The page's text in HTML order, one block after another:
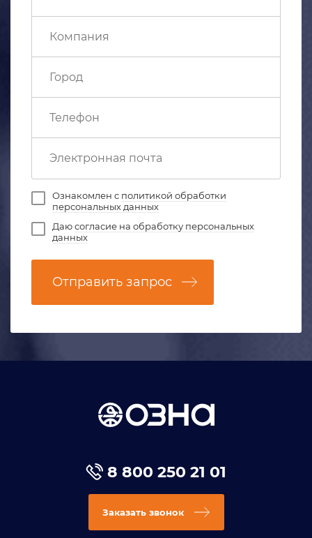
Ознакомлен с политикой обработки
персональных данных
Даюсогласие на обработку персональных
данных
Отправить запрос
8 800 250 21 01
Заказать звонок